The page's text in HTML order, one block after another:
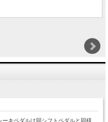
キペダルは同シフトペダルと同様、